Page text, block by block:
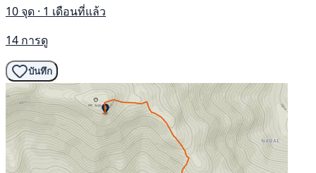
10 จุด · 1 เดือนที่แล้ว
14 การดู
บันทึก